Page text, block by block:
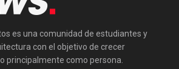
es una comunidad de estudiantes y
con el objetivo de crecer
principalmente como persona.